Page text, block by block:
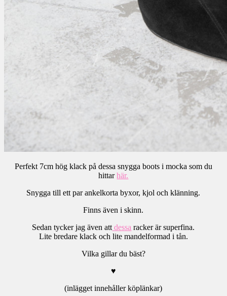
Perfekt 7cm hög klack på dessa snygga boots i mocka som du
hittarhär.
Snygga till ett par ankelkorta byxor, kjol och klänning.
Finns även i skinn.
Sedan tycker jag även att dessa racker är superfina.
Lite bredare klack och lite mandelformad i tån.
Vilka gillar du bäst?
♥
(inlägget innehåller köplänkar)